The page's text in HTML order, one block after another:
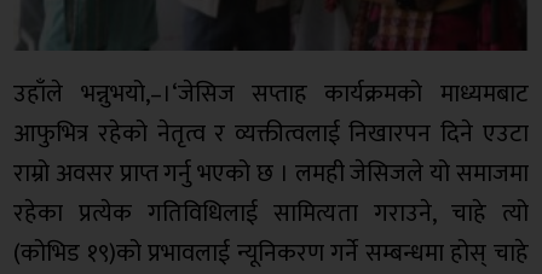
उहाँले भन्नुभयो,–।‘जेसिज सप्ताह कार्यक्रमको माध्यमबाट
आफुभित्र रहेको नेतृत्व र व्यक्तीत्वलाई निखारपन दिने एउटा
राम्रो अवसर प्राप्त गर्नु भएको छ । लमही जेसिजले यो समाजमा
रहेका प्रत्येक गतिविधिलाई सामित्यता गराउने, चाहे त्यो
(कोभिड १९)को प्रभावलाई न्यूनिकरण गर्ने सम्बन्धमा होस् चाहे